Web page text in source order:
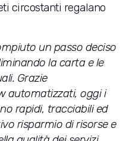
circostanti regalano
un passo deciso
la carta e le
Grazie
automatizzati, oggi i
rapidi, tracciabili ed
risparmio di risorse e